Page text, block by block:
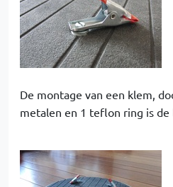
De montage van een klem,
metalen en 1 teflon ring is de